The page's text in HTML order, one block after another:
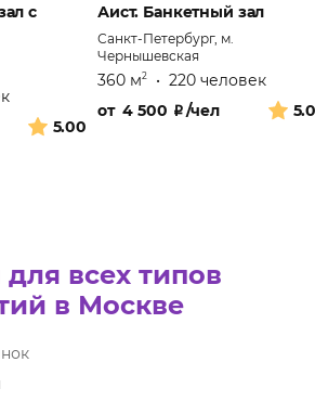
с
5.00
Аист. Банкетный зал
Санкт-Петербург, м.
Чернышевская
360 м2 • 220 человек
от4 500 ₽/чел
всех типов
в Москве